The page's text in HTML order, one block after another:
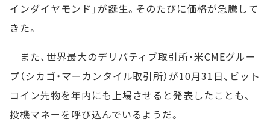
インダイヤモンド」が誕生。そのたびに価格が急騰して
きた。
また、世界最大のデリバティブ取引所・米CMEグルー
プ（シカゴ・マーカンタイル取引所）が10月31日、ビット
コイン先物を年内にも上場させると発表したことも、
投機マネーを呼び込んでいるようだ。